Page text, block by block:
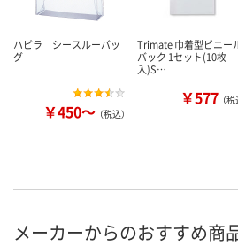
ハピラ シースルーバッ
グ
￥450～ （税込）
Trimate 巾着型ビニー
バック 1セット(10枚
入)S…
￥577 （税
メーカーからのおすすめ商